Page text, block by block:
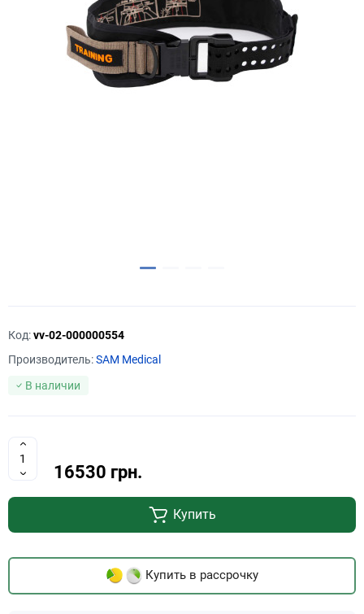
Код:vv-02-000000554
Производитель:SAM Medical
В наличии
16530 грн.
Купить
Купить в рассрочку